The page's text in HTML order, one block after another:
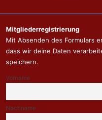
Mitgliederregistrierung
Mit Absenden des Formulars
dass wir deine Daten
speichern.
Vorname
Nachname